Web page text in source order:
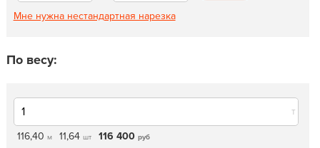
Мне нужна нестандартная нарезка
По весу:
т
116,40 м 11,64 шт 116 400 руб